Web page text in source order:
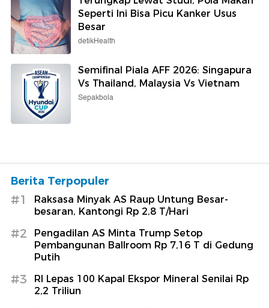
Seperti Ini Bisa Picu Kanker Usus
Besar
detikHealth
Semifinal Piala AFF 2026: Singapura
Vs Thailand, Malaysia Vs Vietnam
Sepakbola
Berita Terpopuler
#1
Raksasa Minyak AS Raup Untung Besar-
besaran, Kantongi Rp 2,8 T/Hari
#2
Pengadilan AS Minta Trump Setop
Pembangunan Ballroom Rp 7,16 T di Gedung
Putih
#3
RI Lepas 100 Kapal Ekspor Mineral Senilai Rp
2,2 Triliun